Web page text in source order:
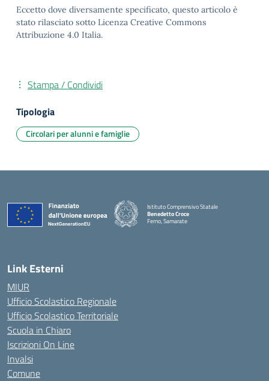
Eccetto dove diversamente specificato, questo articolo è
stato rilasciato sotto Licenza Creative Commons
Attribuzione 4.0 Italia.
Stampa / Condividi
Tipologia
Circolari per alunni e famiglie
Istituto Comprensivo Statale
Benedetto Croce
Ferno, Samarate
Link Esterni
MIUR
Ufficio Scolastico Regionale
Ufficio Scolastico Territoriale
Scuola in Chiaro
Iscrizioni On Line
Invalsi
Comune